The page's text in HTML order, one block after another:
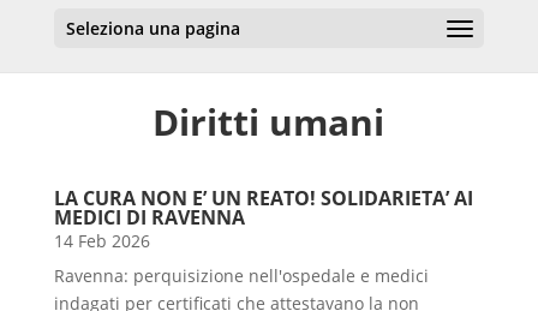
Seleziona una pagina
Diritti umani
LA CURA NON E’ UN REATO! SOLIDARIETA’ AI
MEDICI DI RAVENNA
14 Feb 2026
Ravenna: perquisizione nell'ospedale e medici
indagati per certificati che attestavano la non